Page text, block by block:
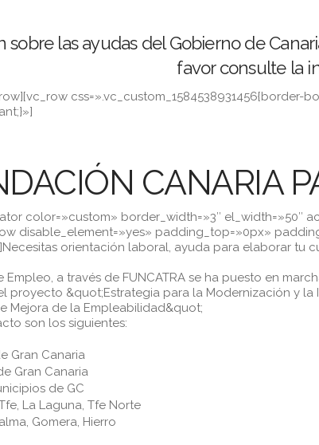
sobre las ayudas del Gobierno de
favor consulte la
css=».vc_custom_1584538931456{border-
CANARIA
color=»custom» border_width=»3″ el_width=»50″
disable_element=»yes» padding_top=»0px»
orientación laboral, ayuda para elaborar tu
a través de FUNCATRA se ha puesto en
proyecto &quot;Estrategia para la Modernización y la
Mejora de la Empleabilidad&quot;
son los siguientes:
Gran Canaria
Gran Canaria
de GC
La Laguna, Tfe Norte
Gomera, Hierro